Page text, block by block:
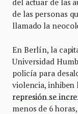
de las personas
llamado la
En Berlín, la
Universidad
policía para
violencia, inhiben
represión se
menos de 6